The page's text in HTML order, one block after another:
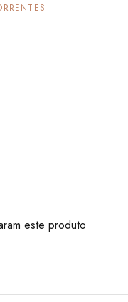
este produto